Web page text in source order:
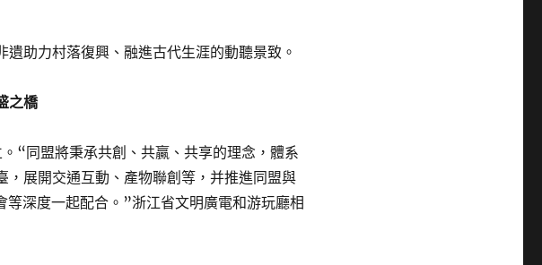
助力村落復興、融進古代生涯的動聽景致。
之橋
“同盟將秉承共創、共贏、共享的理念，體系
，展開交通互動、產物聯創等，并推進同盟與
深度一起配合。”浙江省文明廣電和游玩廳相